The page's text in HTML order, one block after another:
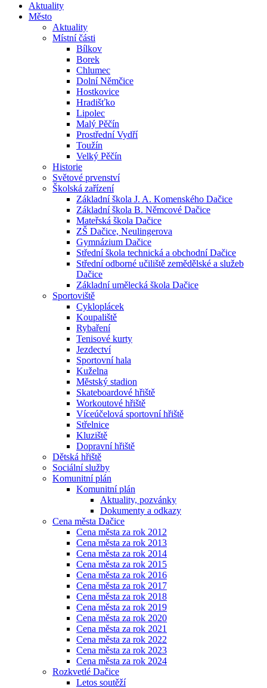
Aktuality
Město
Aktuality
Místní části
Bílkov
Borek
Chlumec
Dolní Němčice
Hostkovice
Hradišťko
Lipolec
Malý Pěčín
Prostřední Vydří
Toužín
Velký Pěčín
Historie
Světové prvenství
Školská zařízení
Základní škola J. A. Komenského Dačice
Základní škola B. Němcové Dačice
Mateřská škola Dačice
ZŠ Dačice, Neulingerova
Gymnázium Dačice
Střední škola technická a obchodní Dačice
Střední odborné učiliště zemědělské a služeb
Dačice
Základní umělecká škola Dačice
Sportoviště
Cykloplácek
Koupaliště
Rybaření
Tenisové kurty
Jezdectví
Sportovní hala
Kuželna
Městský stadion
Skateboardové hřiště
Workoutové hřiště
Víceúčelová sportovní hřiště
Střelnice
Kluziště
Dopravní hřiště
Dětská hřiště
Sociální služby
Komunitní plán
Komunitní plán
Aktuality, pozvánky
Dokumenty a odkazy
Cena města Dačice
Cena města za rok 2012
Cena města za rok 2013
Cena města za rok 2014
Cena města za rok 2015
Cena města za rok 2016
Cena města za rok 2017
Cena města za rok 2018
Cena města za rok 2019
Cena města za rok 2020
Cena města za rok 2021
Cena města za rok 2022
Cena města za rok 2023
Cena města za rok 2024
Rozkvetlé Dačice
Letos soutěží